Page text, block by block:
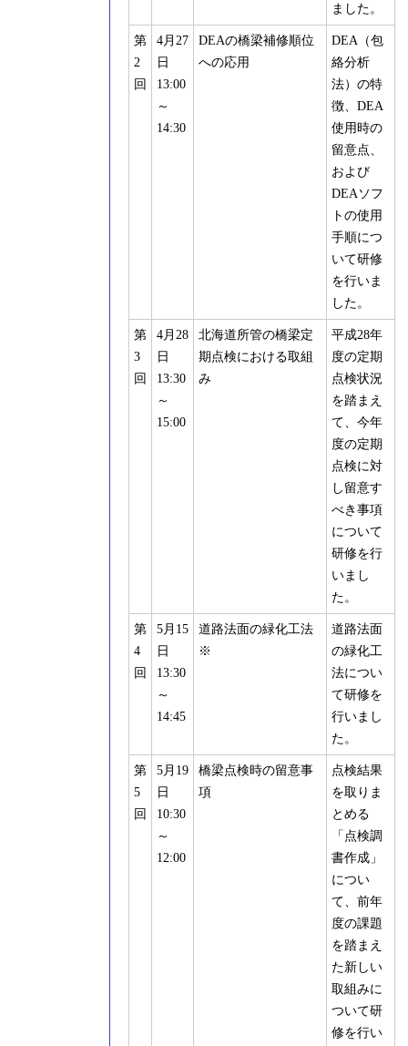
ました。
第
2
回
4月27
日
13:00
～
14:30
DEAの橋梁補修順位
への応用
DEA（包
絡分析
法）の特
徴、DEA
使用時の
留意点、
および
DEAソフ
トの使用
手順につ
いて研修
を行いま
した。
第
3
回
4月28
日
13:30
～
15:00
北海道所管の橋梁定
期点検における取組
み
平成28年
度の定期
点検状況
を踏まえ
て、今年
度の定期
点検に対
し留意す
べき事項
について
研修を行
いまし
た。
第
4
回
5月15
日
13:30
～
14:45
道路法面の緑化工法
※
道路法面
の緑化工
法につい
て研修を
行いまし
た。
第
5
回
5月19
日
10:30
～
12:00
橋梁点検時の留意事
項
点検結果
を取りま
とめる
「点検調
書作成」
につい
て、前年
度の課題
を踏まえ
た新しい
取組みに
ついて研
修を行い